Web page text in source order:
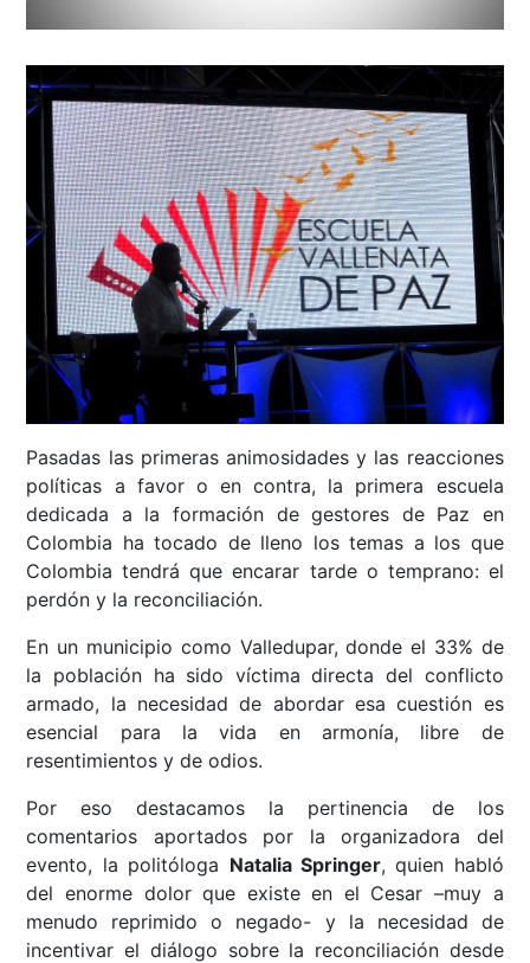
Pasadas las primeras animosidades y las reacciones
políticas a favor o en contra, la primera escuela
dedicada a la formación de gestores de Paz en
Colombia ha tocado de lleno los temas a los que
Colombia tendrá que encarar tarde o temprano: el
perdón y la reconciliación.
En un municipio como Valledupar, donde el 33% de
la población ha sido víctima directa del conflicto
armado, la necesidad de abordar esa cuestión es
esencial para la vida en armonía, libre de
resentimientos y de odios.
Por eso destacamos la pertinencia de los
comentarios aportados por la organizadora del
evento, la politóloga Natalia Springer, quien habló
del enorme dolor que existe en el Cesar –muy a
menudo reprimido o negado- y la necesidad de
incentivar el diálogo sobre la reconciliación desde